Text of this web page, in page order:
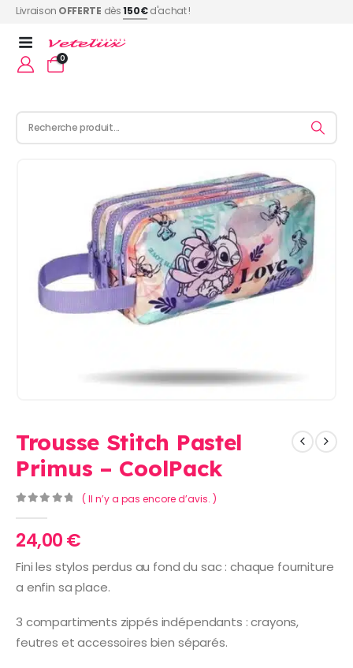
Livraison OFFERTE dès150€d'achat !
0
Trousse Stitch Pastel
Primus – CoolPack
( Il n’y a pas encore d’avis. )
24,00€
Fini les stylos perdus au fond du sac : chaque fourniture
a enfin sa place.
3 compartiments zippés indépendants : crayons,
feutres et accessoires bien séparés.